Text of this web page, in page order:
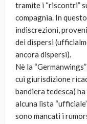
tramite i “riscontri”
compagnia. In
indiscrezioni,
dei dispersi
ancora dispersi).
Nè la
cui giurisdizione
bandiera tedesca)
alcuna lista
sono mancati i